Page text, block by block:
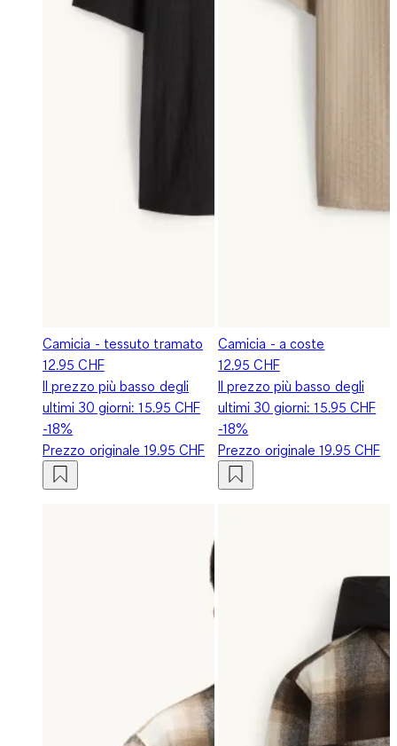
Camicia - tessuto tramato
12.95 CHF
Il prezzo più basso degli
ultimi 30 giorni:15.95 CHF
-18%
Prezzo originale19.95 CHF
Camicia - a coste
12.95 CHF
Il prezzo più basso degli
ultimi 30 giorni:15.95 CHF
-18%
Prezzo originale19.95 CHF